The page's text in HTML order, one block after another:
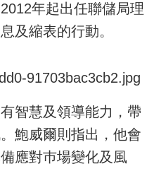
年起出任聯儲局理
及縮表的行動。
智慧及領導能力，帶
鮑威爾則指出，他會
應對巿場變化及風